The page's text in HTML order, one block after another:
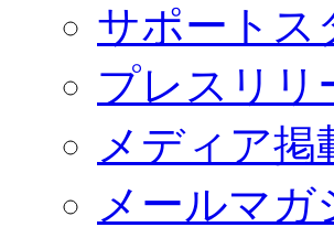
サポートス
プレスリリ
メディア掲
メールマガ